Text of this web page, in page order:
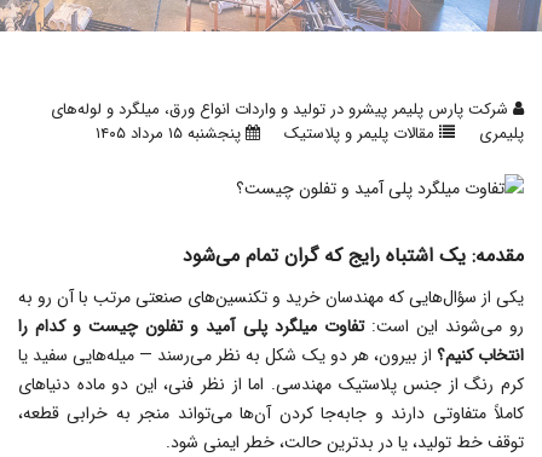
شرکت پارس پلیمر پیشرو در تولید و واردات انواع ورق، میلگرد و لوله‌های
پلیمری
مقالات پلیمر و پلاستیک پنجشنبه ۱۵ مرداد ۱۴۰۵
مقدمه: یک اشتباه رایج که گران تمام می‌شود
یکی از سؤال‌هایی که مهندسان خرید و تکنسین‌های صنعتی مرتب با آن رو به‌
رو می‌شوند این است:تفاوت میلگرد پلی آمید و تفلون چیست و کدام را
انتخاب کنیم؟ از بیرون، هر دو یک شکل به نظر می‌رسند — میله‌هایی سفید یا
کرم‌ رنگ از جنس پلاستیک مهندسی. اما از نظر فنی، این دو ماده دنیاهای
کاملاً متفاوتی دارند و جابه‌جا کردن آن‌ها می‌تواند منجر به خرابی قطعه،
توقف خط تولید، یا در بدترین حالت، خطر ایمنی شود.